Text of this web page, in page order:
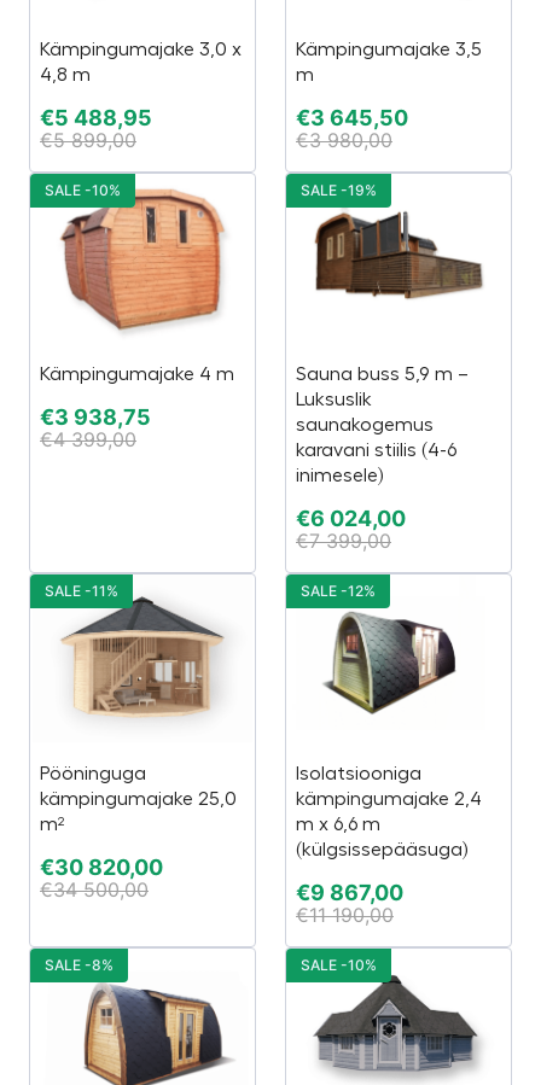
Kämpingumajake 3,0 x
4,8 m
€5 488,95
€5 899,00
Kämpingumajake 3,5
m
€3 645,50
€3 980,00
Kämpingumajake 4 m
€3 938,75
€4 399,00
SALE -10%
Sauna buss 5,9 m –
Luksuslik
saunakogemus
karavani stiilis (4-6
inimesele)
€6 024,00
€7 399,00
SALE -19%
Pööninguga
kämpingumajake 25,0
m²
€30 820,00
€34 500,00
SALE -11%
Isolatsiooniga
kämpingumajake 2,4
m x 6,6 m
(külgsissepääsuga)
€9 867,00
€11 190,00
SALE -12%
SALE -8% SALE -10%